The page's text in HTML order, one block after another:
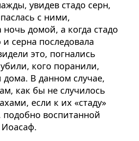
увидев стадо серн,
с ними,
домой, а когда стадо
серна последовала
это, погнались
кого поранили,
дома. В данном случае,
как бы не случилось
если к их «стаду»
подобно воспитанной
Иоасаф.